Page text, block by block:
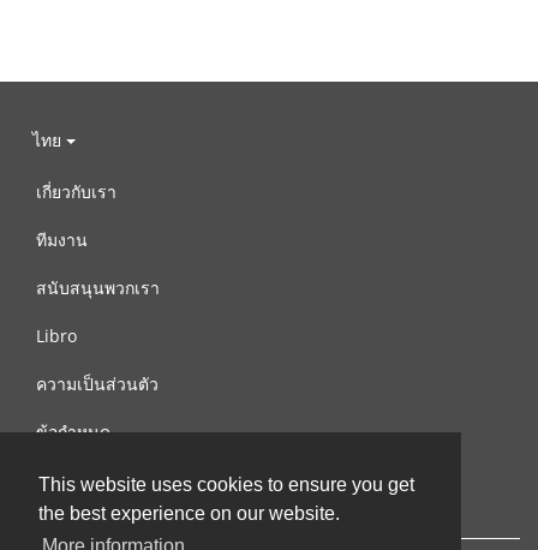
This website uses cookies to ensure you get
the best experience on our website.
ไทย
เกี่ยวกับเรา
ทีมงาน
สนับสนุนพวกเรา
Libro
ความเป็นส่วนตัว
ข้อกำหนด
ติดต่อเรา